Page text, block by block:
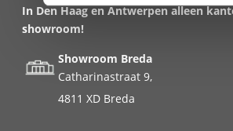
In Den Haag en Antwerpen alleen
showroom!
Showroom Breda
Catharinastraat 9,
4811 XD Breda